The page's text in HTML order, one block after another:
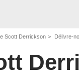
Scott Derrickson Délivre-